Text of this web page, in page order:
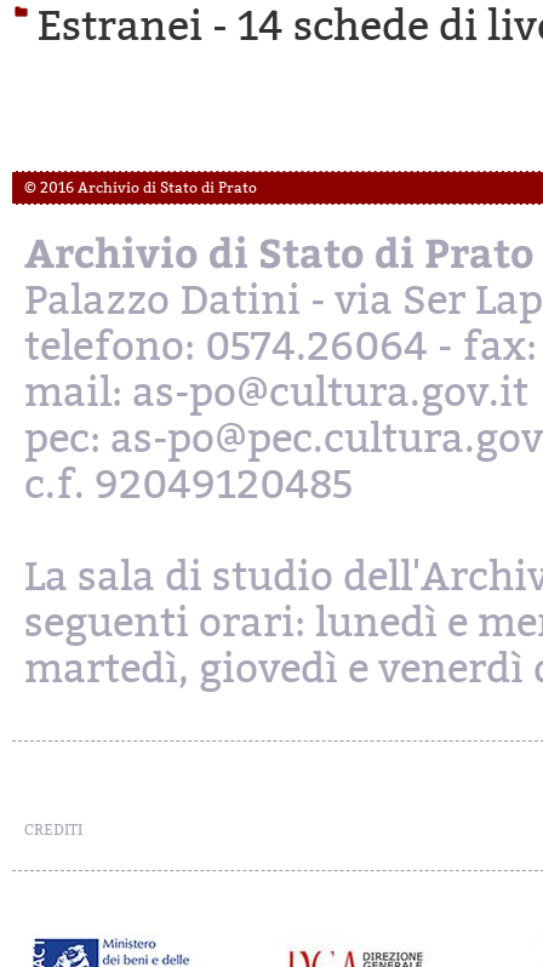
Estranei - 14 schede di
© 2016 Archivio di Stato di Prato
Archivio di Stato di Prato
Palazzo Datini - via Ser
telefono: 0574.26064 - fax:
mail: as-po@cultura.gov.it
pec: as-
c.f. 92049120485
La sala di studio
seguenti orari: lunedì e
martedì, giovedì e venerdì
CREDITI